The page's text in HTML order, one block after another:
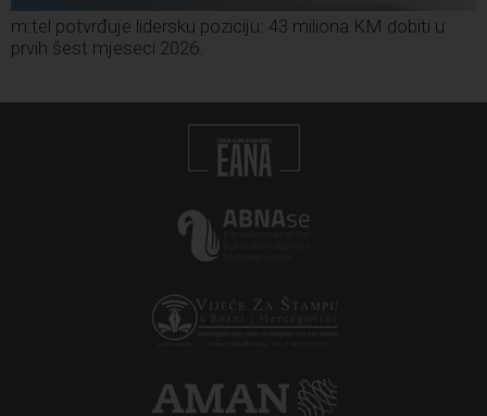
m:tel potvrđuje lidersku poziciju: 43 miliona KM dobiti u
prvih šest mjeseci 2026.